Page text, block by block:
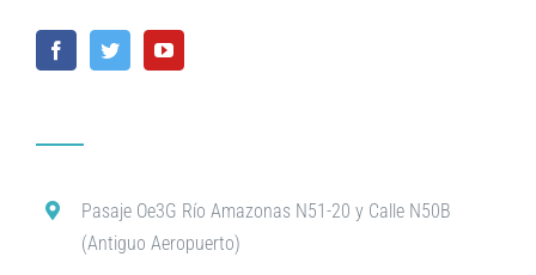
Pasaje Oe3G Río Amazonas N51-20 y Calle N50B
(Antiguo Aeropuerto)